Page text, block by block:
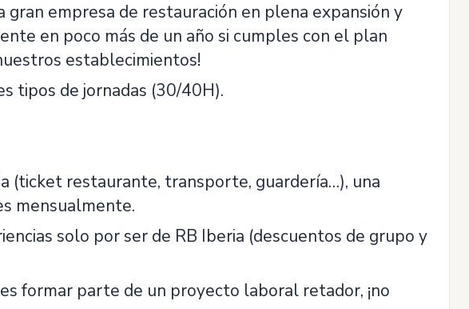
empresa de restauración en plena expansión y
en poco más de un año si cumples con el plan
establecimientos!
tipos de jornadas (30/40H).
(ticket restaurante, transporte, guardería…), una
mensualmente.
solo por ser de RB Iberia (descuentos de grupo y
formar parte de un proyecto laboral retador, ¡no